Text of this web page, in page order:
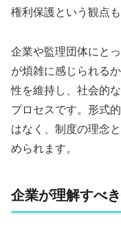
権利保護という観点
企業や監理団体にと
が煩雑に感じられる
性を維持し、社会的
プロセスです。形式
はなく、制度の理念
められます。
企業が理解すべ